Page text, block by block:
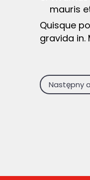
mauris
Quisque
gravida in.
Następny